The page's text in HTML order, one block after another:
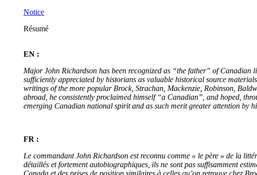
Notice
Résumé
EN :
Major John Richardson has been recognized as “the father” of
sufficiently appreciated by historians as valuable historical source
writings of the more popular Brock, Strachan, Mackenzie, Robinson,
abroad, he consistently proclaimed himself “a Canadian”, and hoped,
emerging Canadian national spirit and as such merit greater attention by
FR :
Le commandant John Richardson est reconnu comme « le père » de la
détaillés et fortement autobiographiques, ils ne sont pas suffisamment
Canada et des prises de position similaires à celles qu’on retrouve chez